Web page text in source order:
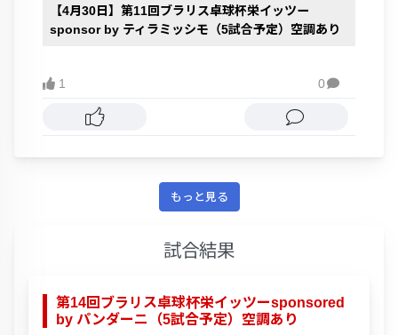
【4月30日】第11回ブラリス卓球杯栄イッツー
sponsor by ティラミッシモ（5試合予定）空調あり
1 0
もっと見る
試合結果
第14回ブラリス卓球杯栄イッツーsponsored
by パンダーニ（5試合予定）空調あり